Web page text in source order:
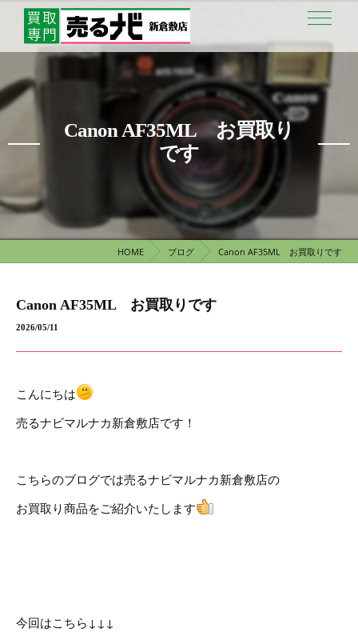
Canon AF35ML お買取り
です
HOME ブログ Canon AF35ML お買取りです
Canon AF35ML お買取りです
2026/05/11
こんにちは
売るナビマルナカ新倉敷店です！
こちらのブログでは売るナビマルナカ新倉敷店の
お買取り商品をご紹介いたします
今回はこちら↓↓↓